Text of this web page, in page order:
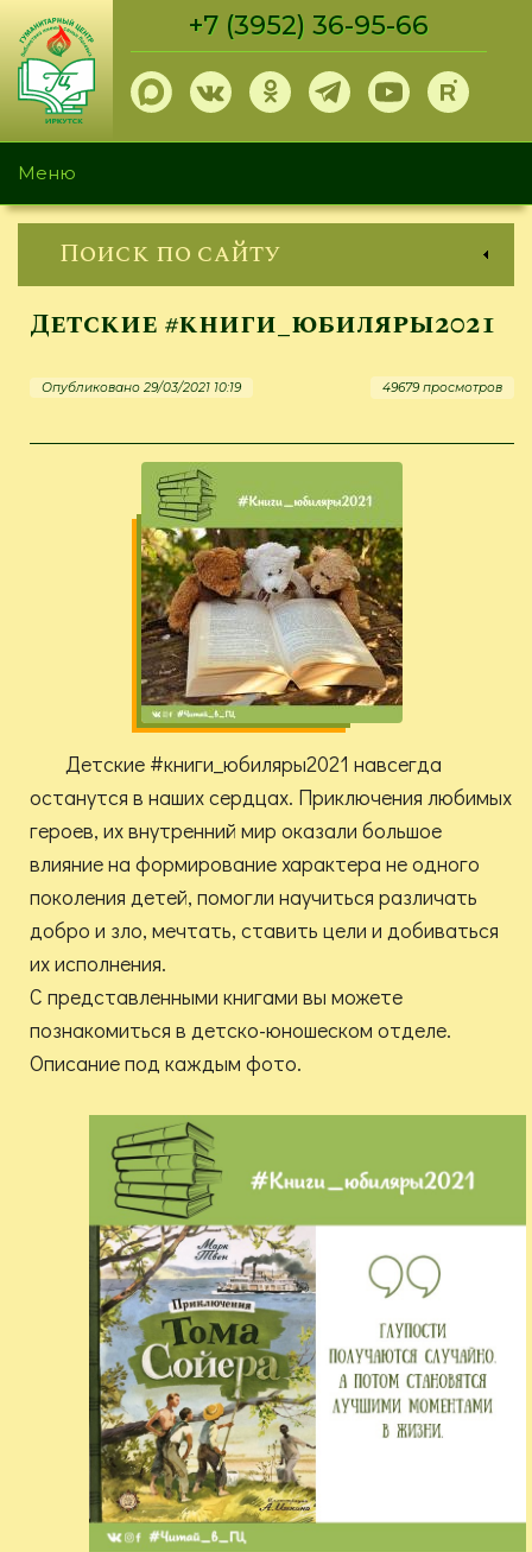
Перейти
основному
содержанию
+7 (3952) 36-95-66
Меню
Поиск по сайту
Детские #книги_юбиляры2021
Опубликовано 29/03/2021 10:19 49679 просмотров
Детские #книги_юбиляры2021 навсегда
останутся в наших сердцах. Приключения любимых
героев, их внутренний мир оказали большое
влияние на формирование характера не одного
поколения детей, помогли научиться различать
добро и зло, мечтать, ставить цели и добиваться
их исполнения.
С представленными книгами вы можете
познакомиться в детско-юношеском отделе.
Описание под каждым фото.